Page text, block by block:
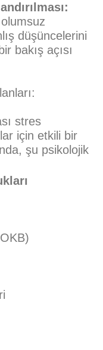
düşüncelerini
bakış açısı
stres
için etkili bir
şu psikolojik